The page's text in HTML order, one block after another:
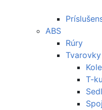
ABS
Rúry
Tvarovky
T-